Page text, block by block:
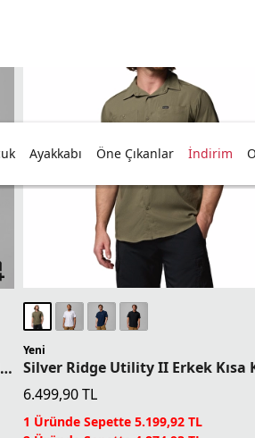
6.499,90TL
1 Üründe Sepette 5.199,92 TL
2 Üründe Sepette 4.874,93 TL
3 Üründe Sepette 4.549,93 TL
4 Üründe Sepette 3.899,94 TL
5 Ürün ve Üzerinde Sepette 3.249,95 TL